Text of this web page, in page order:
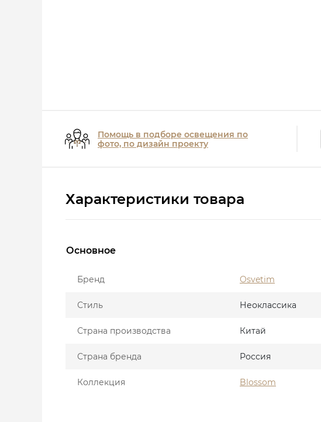
Помощь в подборе освещения по
фото, по дизайн проекту
Характеристики товара
Основное
Бренд Osvetim
Стиль Неоклассика
Страна производства Китай
Страна бренда Россия
Коллекция Blossom